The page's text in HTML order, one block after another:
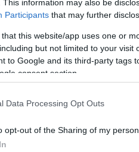
This information may also be
Participants that may further
that this website/app uses one or
but not limited to your
to Google and its third-party tags
consent section.
Data Processing Opt Outs
opt-out of the Sharing of my
Ισραηλινός
της Χεζμπολάχ
Λίβανο
ανακοίνωσε ότι
Χεζμπολάχ στην